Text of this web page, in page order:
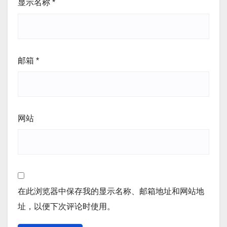
显示名称 *
邮箱 *
网站
在此浏览器中保存我的显示名称、邮箱地址和网站地
址，以便下次评论时使用。